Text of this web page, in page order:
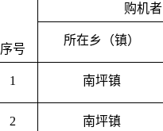
序号
购机者
所在乡（镇）
1 南坪镇
2 南坪镇